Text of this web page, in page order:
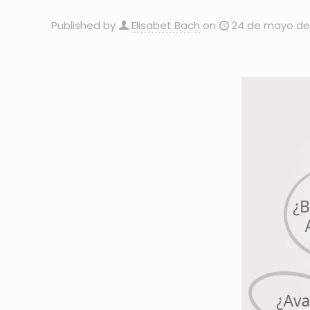
Published by Elisabet Bach on 24 de mayo de